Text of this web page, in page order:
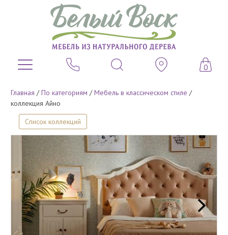
0
Главная /По категориям /Мебель в классическом стиле /
коллекция Айно
Список коллекций